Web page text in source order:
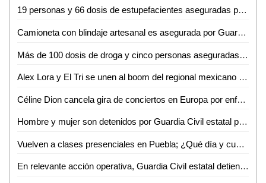
19 personas y 66 dosis de estupefacientes aseguradas por Guardia Civil estatal
Camioneta con blindaje artesanal es asegurada por Guardia Civil estatal; en su interior había 38 "poncha llantas"
Más de 100 dosis de droga y cinco personas aseguradas por Guardia Civil estatal
Alex Lora y El Tri se unen al boom del regional mexicano junto a la Leyenda; así suena ´Dama de los Callejones´
Céline Dion cancela gira de conciertos en Europa por enfermedad
Hombre y mujer son detenidos por Guardia Civil estatal por el probable delito de robo
Vuelven a clases presenciales en Puebla; ¿Qué día y cuáles municipios regresan?
En relevante acción operativa, Guardia Civil estatal detiene a presuntos asaltantes de tiendas de conveniencia